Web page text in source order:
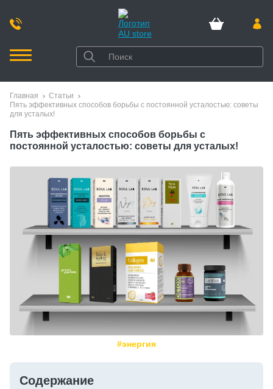
Главная
Статьи
Пять эффективных способов борьбы с постоянной усталостью: советы
для усталых!
Пять эффективных способов борьбы с
постоянной усталостью: советы для усталых!
#энергия
Содержание